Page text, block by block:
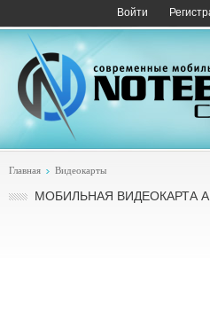
Войти
Главная Видеокарты
МОБИЛЬНАЯ ВИДЕОКАРТА